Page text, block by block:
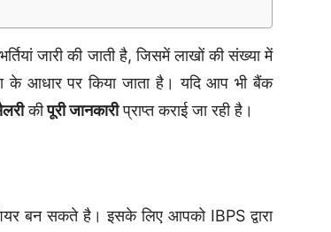
जारी की जाती है, जिसमें लाखों की संख्या में
के आधार पर किया जाता है। यदि आप भी बैंक
कीपूरी जानकारीप्राप्त कराई जा रही है।
बन सकते है। इसके लिए आपको IBPS द्वारा